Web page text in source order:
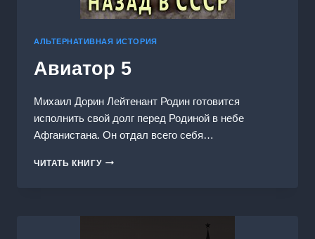
АЛЬТЕРНАТИВНАЯ ИСТОРИЯ
Авиатор 5
Михаил Дорин Лейтенант Родин готовится
исполнить свой долг перед Родиной в небе
Афганистана. Он отдал всего себя…
ЧИТАТЬ КНИГУАВИАТОР